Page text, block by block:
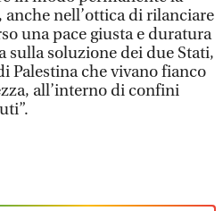
anche nell’ottica di rilanciare
una pace giusta e duratura
sulla soluzione dei due Stati,
Palestina che vivano fianco
all’interno di confini